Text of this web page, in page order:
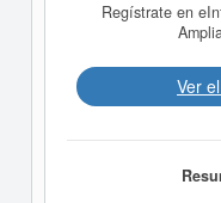
Regístrate en
Ver